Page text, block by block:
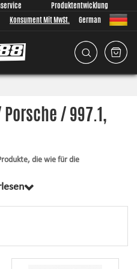
Produktentwicklung
Konsument Mit MwSt. German
/ 997.1,
die wie für die
gemeinsam, dass sie passend für
immer alles, was für die